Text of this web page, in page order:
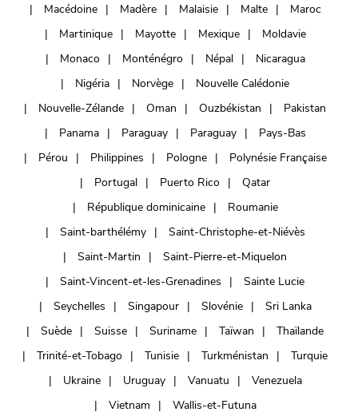
Macédoine
Madère Malaisie Malte
Maroc
Martinique
Mayotte Mexique
Moldavie
Monaco
Monténégro Népal
Nicaragua
Nigéria
Norvège
Nouvelle Calédonie
Nouvelle-Zélande
Oman Ouzbékistan
Pakistan
Panama
Paraguay Paraguay
Pays-Bas
Pérou
Philippines Pologne
Polynésie Française
Portugal
Puerto Rico
Qatar
République dominicaine
Roumanie
Saint-barthélémy
Saint-Christophe-et-Niévès
Saint-Martin
Saint-Pierre-et-Miquelon
Saint-Vincent-et-les-Grenadines
Sainte Lucie
Seychelles
Singapour Slovénie
Sri Lanka
Suède
Suisse Suriname Taïwan
Thaïlande
Trinité-et-Tobago
Tunisie Turkménistan
Turquie
Ukraine
Uruguay Vanuatu
Venezuela
Vietnam
Wallis-et-Futuna